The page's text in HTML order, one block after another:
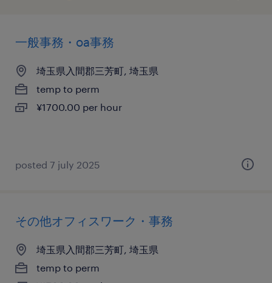
一般事務・oa事務
埼玉県入間郡三芳町, 埼玉県
temp to perm
¥1700.00 per hour
posted 7 july 2025
その他オフィスワーク・事務
埼玉県入間郡三芳町, 埼玉県
temp to perm